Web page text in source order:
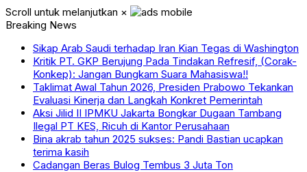
Scroll untuk melanjutkan ×
Breaking News
Sikap Arab Saudi terhadap Iran Kian Tegas di Washington
Kritik PT. GKP Berujung Pada Tindakan Refresif, (Corak-
Konkep): Jangan Bungkam Suara Mahasiswa!!
Taklimat Awal Tahun 2026, Presiden Prabowo Tekankan
Evaluasi Kinerja dan Langkah Konkret Pemerintah
Aksi Jilid II IPMKU Jakarta Bongkar Dugaan Tambang
Ilegal PT KES, Ricuh di Kantor Perusahaan
Bina akrab tahun 2025 sukses: Pandi Bastian ucapkan
terima kasih
Cadangan Beras Bulog Tembus 3 Juta Ton